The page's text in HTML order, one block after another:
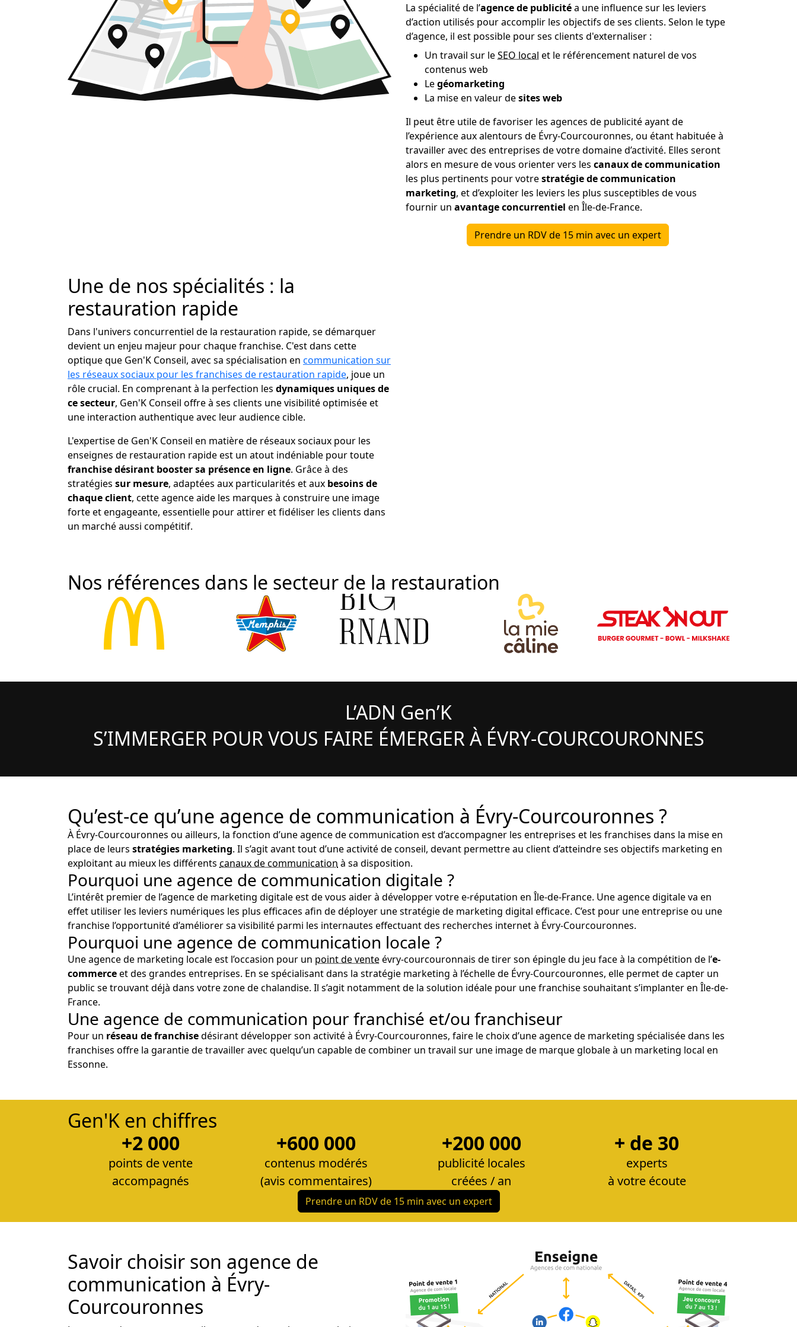
La spécialité de l’agence de publicitéa une influence sur les leviers
d’action utilisés pour accomplir les objectifs de ses clients. Selon le type
d’agence, il est possible pour ses clients d'externaliser :
Un travail sur leSEO local et le référencement naturel de vos
contenus web
Legéomarketing
La mise en valeur desites web
Il peut être utile de favoriser les agences de publicité ayant de
l’expérience aux alentours de Évry-Courcouronnes, ou étant habituée à
travailler avec des entreprises de votre domaine d’activité. Elles seront
alors en mesure de vous orienter vers les canaux de communication
les plus pertinents pour votrestratégie de communication
marketing, et d’exploiter les leviers les plus susceptibles de vous
fournir un avantage concurrentiel en Île-de-France.
Prendre un RDV de 15 min avec un expert
Une de nos spécialités : la
restauration rapide
Dans l'univers concurrentiel de la restauration rapide, se démarquer
devient un enjeu majeur pour chaque franchise. C'est dans cette
optique que Gen'K Conseil, avec sa spécialisation en communication sur
les réseaux sociaux pour les franchises de restauration rapide, joue un
rôle crucial. En comprenant à la perfection les dynamiques uniques de
ce secteur, Gen'K Conseil offre à ses clients une visibilité optimisée et
une interaction authentique avec leur audience cible.
L'expertise de Gen'K Conseil en matière de réseaux sociaux pour les
enseignes de restauration rapide est un atout indéniable pour toute
franchise désirant booster sa présence en ligne. Grâce à des
stratégies sur mesure, adaptées aux particularités et aux besoins de
chaque client, cette agence aide les marques à construire une image
forte et engageante, essentielle pour attirer et fidéliser les clients dans
un marché aussi compétitif.
Nos références dans le secteur de la restauration
L’ADN Gen’K
S’IMMERGER POUR VOUS FAIRE ÉMERGER À ÉVRY-COURCOURONNES
Qu’est-ce qu’une agence de communication à Évry-Courcouronnes ?
À Évry-Courcouronnes ou ailleurs, la fonction d’une agence de communication est d’accompagner les entreprises et les franchises dans la mise en
place de leurs stratégies marketing. Il s’agit avant tout d’une activité de conseil, devant permettre au client d’atteindre ses objectifs marketing en
exploitant au mieux les différents canaux de communication à sa disposition.
Pourquoi une agence de communication digitale ?
L’intérêt premier de l’agence de marketing digitale est de vous aider à développer votre e-réputation en Île-de-France. Une agence digitale va en
effet utiliser les leviers numériques les plus efficaces afin de déployer une stratégie de marketing digital efficace. C’est pour une entreprise ou une
franchise l’opportunité d’améliorer sa visibilité parmi les internautes effectuant des recherches internet à Évry-Courcouronnes.
Pourquoi une agence de communication locale ?
Une agence de marketing locale est l’occasion pour un point de venteévry-courcouronnais de tirer son épingle du jeu face à la compétition de l’e-
commerceet des grandes entreprises. En se spécialisant dans la stratégie marketing à l’échelle de Évry-Courcouronnes, elle permet de capter un
public se trouvant déjà dans votre zone de chalandise. Il s’agit notamment de la solution idéale pour une franchise souhaitant s’implanter en Île-de-
France.
Une agence de communication pour franchisé et/ou franchiseur
Pour un réseau de franchisedésirant développer son activité à Évry-Courcouronnes, faire le choix d’une agence de marketing spécialisée dans les
franchises offre la garantie de travailler avec quelqu’un capable de combiner un travail sur une image de marque globale à un marketing local en
Essonne.
Gen'K en chiffres
+2 000
points de vente
accompagnés
+600 000
contenus modérés
(avis commentaires)
+200 000
publicité locales
créées / an
+ de 30
experts
à votre écoute
Prendre un RDV de 15 min avec un expert
Savoir choisir son agence de
communication à Évry-
Courcouronnes